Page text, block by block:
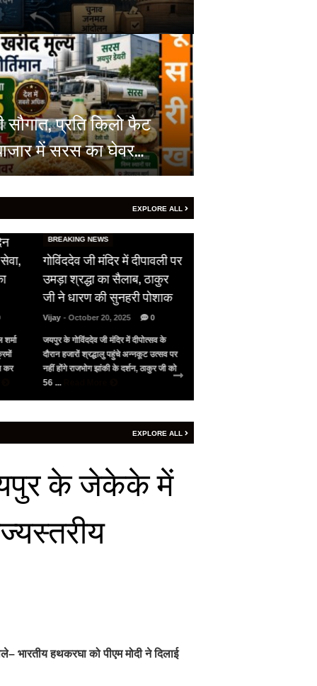
प्रति किलो फैट
में सरस का घेवर…
EXPLORE ALL
कर
BREAKING NEWS
गोविंददेव जी मंदिर में दीपावली पर
उमड़ा श्रद्धा का सैलाब, ठाकुर
जी ने धारण की सुनहरी पोशाक
Vijay - October 20, 2025 0
जयपुर के गोविंददेव जी मंदिर में दीपोत्सव के
दौरान हजारों श्रद्धालु पहुंचे अन्नकूट उत्सव पर
नहीं होंगे राजभोग झांकी के दर्शन, ठाकुर जी को
56 ...
EXPLORE ALL
के जेकेके में
भारतीय हथकरघा को पीएम मोदी ने दिलाई